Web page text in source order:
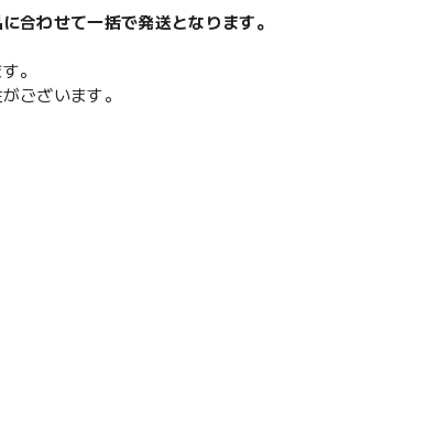
合わせて一括で発送となります。
。
ございます。